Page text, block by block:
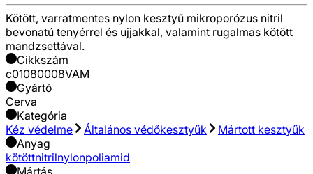
Kötött, varratmentes nylon kesztyű mikroporózus nitril
bevonatú tenyérrel és ujjakkal, valamint rugalmas kötött
mandzsettával.
Cikkszám
c01080008VAM
Gyártó
Cerva
Kategória
Kéz védelme
Általános védőkesztyűk
Mártott kesztyűk
Anyag
kötöttnitrilnylonpoliamid